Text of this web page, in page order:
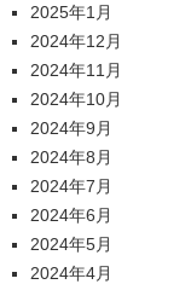
2025年1月
2024年12月
2024年11月
2024年10月
2024年9月
2024年8月
2024年7月
2024年6月
2024年5月
2024年4月